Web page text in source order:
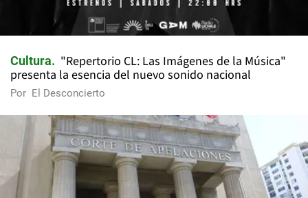
Cultura
"Repertorio CL: Las Imágenes de la Música"
presenta la esencia del nuevo sonido nacional
Por El Desconcierto